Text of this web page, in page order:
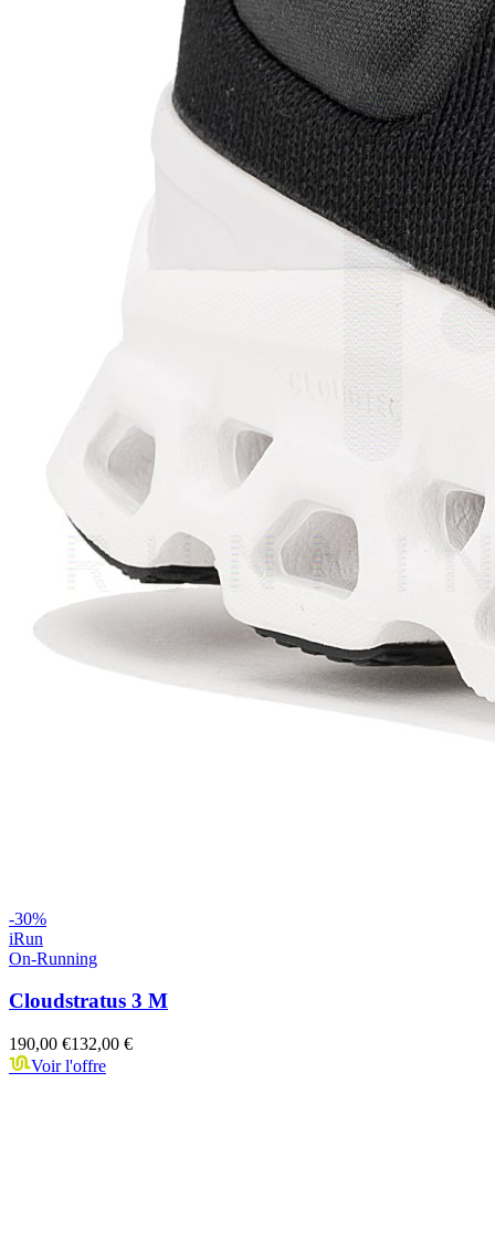
-30%
iRun
On-Running
Cloudstratus 3 M
190,00 €132,00 €
Voir l'offre